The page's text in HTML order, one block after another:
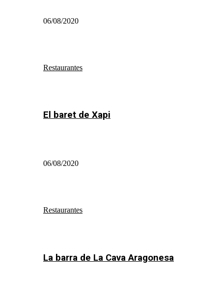
06/08/2020
Restaurantes
El baret de Xapi
06/08/2020
Restaurantes
La barra de La Cava Aragonesa